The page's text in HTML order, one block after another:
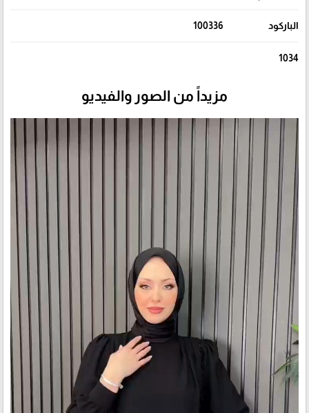
الباركود 100336
1034
مزيداً من الصور والفيديو